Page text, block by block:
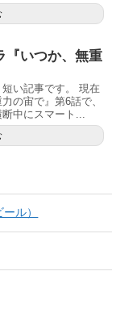
『いつか、無重
い記事です。 現在
の宙で』第6話で、
中にスマート...
ル）